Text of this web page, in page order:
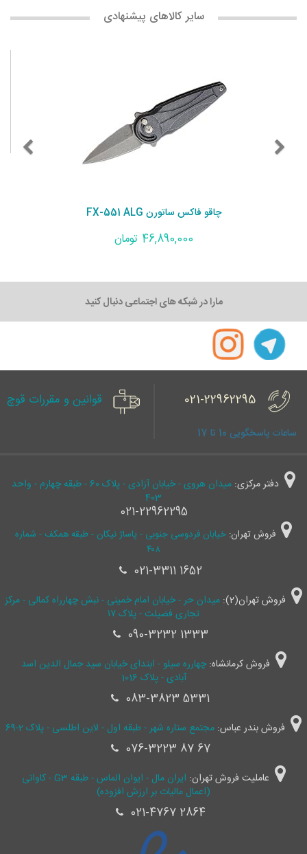
سایر کالاهای پیشنهادی
چاقو فاکس ساتورن FX-551 ALG
46,890,000 تومان
مارا در شبکه های اجتماعی دنبال کنید
021-22962295
ساعات پاسخگویی 10 تا 17
قوانین و مقررات قوچ
دفتر مرکزی:
میدان هروی - خیابان آزادی - پلاک 60 - طبقه چهارم - واحد
403
021-22962295
فروش تهران: خیابان فردوسی جنوبی - پاساژ نیکان - طبقه همکف - شماره
۴۰۸
021-3311 1652
فروش تهران(2):
میدان حر - خیابان امام خمینی - نبش چهارراه کمالی - مرکز
تجاری فضیلت - پلاک ۱۷
090-3232 1333
فروش کرمانشاه:چهارره سیلو - ابتدای خیابان سید جمال ‌الدین اسد
آبادی - پلاک 1016
083-3823 5331
فروش بندر عباس: مجتمع ستاره شهر - طبقه اول - لاین اطلسی - پلاک 2-69
076-3223 87 67
عاملیت فروش تهران:
ایران مال - ایوان الماس - طبقه G3 - کاوانی
(اعمال مالیات بر ارزش افزوده)
021-4767 2864